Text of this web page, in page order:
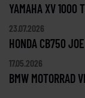
YAMAHA XV 1000
23.07.2026
HONDA CB750
17.05.2026
BMW MOTORRAD